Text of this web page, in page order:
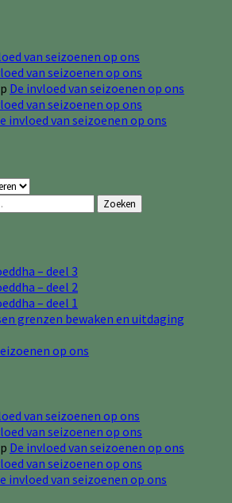
van seizoenen op ons
van seizoenen op ons
De invloed van seizoenen op ons
van seizoenen op ons
invloed van seizoenen op ons
Zoeken
– deel 3
– deel 2
– deel 1
grenzen bewaken en uitdaging
op ons
van seizoenen op ons
van seizoenen op ons
De invloed van seizoenen op ons
van seizoenen op ons
invloed van seizoenen op ons